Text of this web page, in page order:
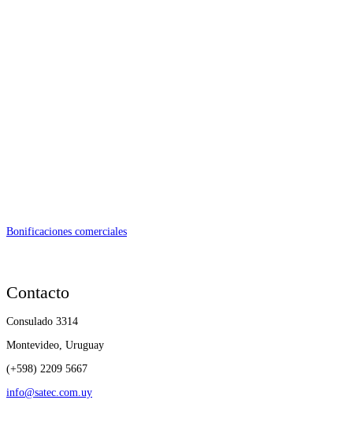
Bonificaciones comerciales
Contacto
Consulado 3314
Montevideo, Uruguay
(+598) 2209 5667
info@satec.com.uy